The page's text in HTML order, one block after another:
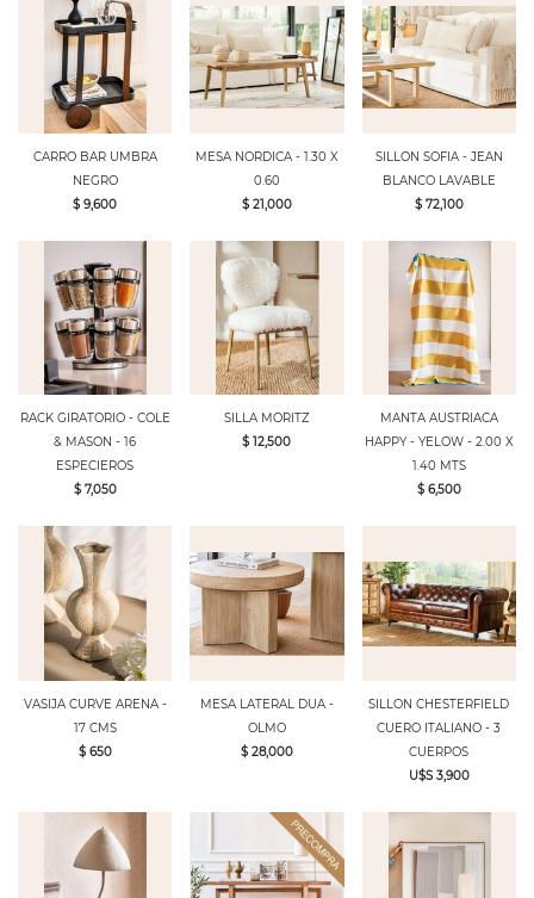
CARRO BAR UMBRA
NEGRO
$ 9,600
MESA NORDICA - 1.30 X
0.60
$ 21,000
SILLON SOFIA - JEAN
BLANCO LAVABLE
$ 72,100
RACK GIRATORIO - COLE
& MASON - 16
ESPECIEROS
$ 7,050
SILLA MORITZ
$ 12,500
MANTA AUSTRIACA
HAPPY - YELOW - 2.00 X
1.40 MTS
$ 6,500
VASIJA CURVE ARENA -
17 CMS
$ 650
MESA LATERAL DUA -
OLMO
$ 28,000
SILLON CHESTERFIELD
CUERO ITALIANO - 3
CUERPOS
U$S 3,900